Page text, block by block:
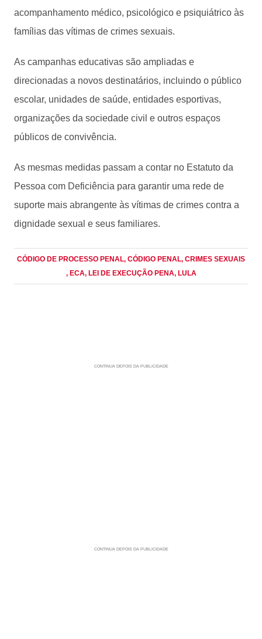
acompanhamento médico, psicológico e psiquiátrico às
famílias das vítimas de crimes sexuais.
As campanhas educativas são ampliadas e
direcionadas a novos destinatários, incluindo o público
escolar, unidades de saúde, entidades esportivas,
organizações da sociedade civil e outros espaços
públicos de convivência.
As mesmas medidas passam a contar no Estatuto da
Pessoa com Deficiência para garantir uma rede de
suporte mais abrangente às vítimas de crimes contra a
dignidade sexual e seus familiares.
CÓDIGO DE PROCESSO PENAL, CÓDIGO PENAL, CRIMES SEXUAIS
, ECA, LEI DE EXECUÇÃO PENA, LULA